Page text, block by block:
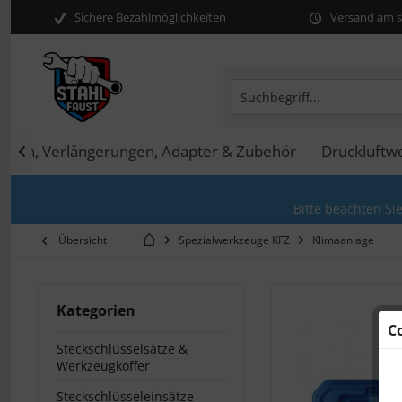
Sichere Bezahlmöglichkeiten Versand am
Verlängerungen, Adapter & Zubehör

Bitte beachten
Übersicht Spezialwerkzeuge KFZ Klimaanlage
Kategorien
Steckschlüsselsätze &
Werkzeugkoffer
Steckschlüsseleinsätze